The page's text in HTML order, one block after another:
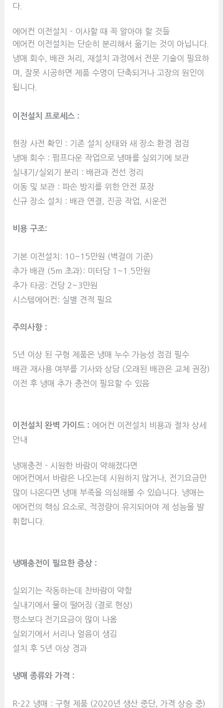
다.
에어컨 이전설치 - 이사할 때 꼭 알아야 할 것들
에어컨 이전설치는 단순히 분리해서 옮기는 것이 아닙니다.
냉매 회수, 배관 처리, 재설치 과정에서 전문 기술이 필요하
며, 잘못 시공하면 제품 수명이 단축되거나 고장의 원인이
됩니다.
이전설치 프로세스 :
현장 사전 확인 : 기존 설치 상태와 새 장소 환경 점검
냉매 회수 : 펌프다운 작업으로 냉매를 실외기에 보관
실내기/실외기 분리 : 배관과 전선 정리
이동 및 보관 : 파손 방지를 위한 안전 포장
신규 장소 설치 : 배관 연결, 진공 작업, 시운전
비용 구조:
기본 이전설치: 10~15만원 (벽걸이 기준)
추가 배관 (5m 초과): 미터당 1~1.5만원
추가 타공: 건당 2~3만원
시스템에어컨: 실별 견적 필요
주의사항 :
5년 이상 된 구형 제품은 냉매 누수 가능성 점검 필수
배관 재사용 여부를 기사와 상담 (오래된 배관은 교체 권장)
이전 후 냉매 추가 충전이 필요할 수 있음
이전설치 완벽 가이드 : 에어컨 이전설치 비용과 절차 상세
안내
냉매충전 - 시원한 바람이 약해졌다면
에어컨에서 바람은 나오는데 시원하지 않거나, 전기요금만
많이 나온다면 냉매 부족을 의심해볼 수 있습니다. 냉매는
에어컨의 핵심 요소로, 적정량이 유지되어야 제 성능을 발
휘합니다.
냉매충전이 필요한 증상 :
실외기는 작동하는데 찬바람이 약함
실내기에서 물이 떨어짐 (결로 현상)
평소보다 전기요금이 많이 나옴
실외기에서 서리나 얼음이 생김
설치 후 5년 이상 경과
냉매 종류와 가격 :
R-22 냉매 : 구형 제품 (2020년 생산 중단, 가격 상승 중)